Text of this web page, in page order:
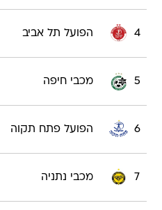
4 הפועל תל אביב
5 מכבי חיפה
6 הפועל פתח תקוה
7 מכבי נתניה